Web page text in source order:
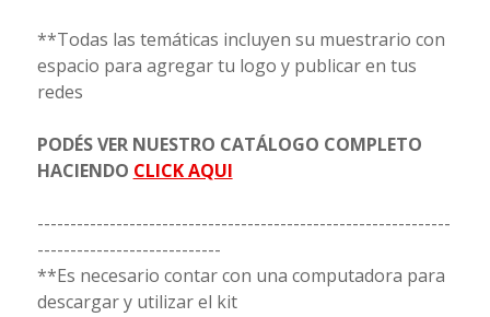
**Todas las temáticas incluyen su muestrario con
espacio para agregar tu logo y publicar en tus
redes
PODÉS VER NUESTRO CATÁLOGO COMPLETO
HACIENDO CLICK AQUI
---------------------------------------------------------------
----------------------------
**Es necesario contar con una computadora para
descargar y utilizar el kit